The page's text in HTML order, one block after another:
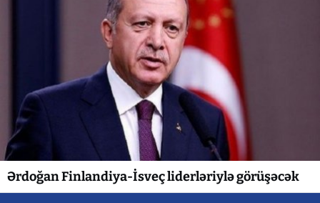
Ərdoğan Finlandiya-İsveç liderləriylə görüşəcək